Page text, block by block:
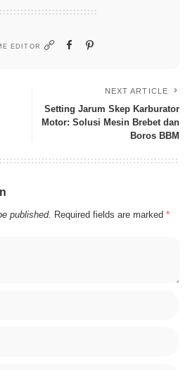
EDITOR
NEXT ARTICLE
Setting Jarum Skep Karburator
Motor: Solusi Mesin Brebet dan
Boros BBM
published. Required fields are marked *